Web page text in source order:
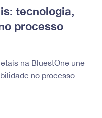
tecnologia,
processo
na BluestOne une
no processo